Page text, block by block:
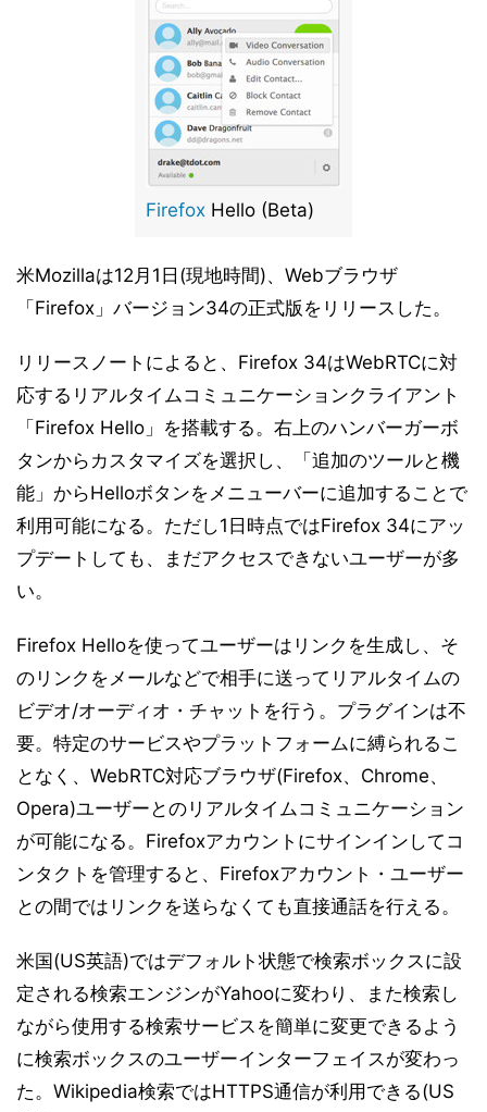
Firefox Hello (Beta)
米Mozillaは12月1日(現地時間)、Webブラウザ
「Firefox」バージョン34の正式版をリリースした。
リリースノートによると、Firefox 34はWebRTCに対
応するリアルタイムコミュニケーションクライアント
「Firefox Hello」を搭載する。右上のハンバーガーボ
タンからカスタマイズを選択し、「追加のツールと機
能」からHelloボタンをメニューバーに追加することで
利用可能になる。ただし1日時点ではFirefox 34にアッ
プデートしても、まだアクセスできないユーザーが多
い。
Firefox Helloを使ってユーザーはリンクを生成し、そ
のリンクをメールなどで相手に送ってリアルタイムの
ビデオ/オーディオ・チャットを行う。プラグインは不
要。特定のサービスやプラットフォームに縛られるこ
となく、WebRTC対応ブラウザ(Firefox、Chrome、
Opera)ユーザーとのリアルタイムコミュニケーション
が可能になる。Firefoxアカウントにサインインしてコ
ンタクトを管理すると、Firefoxアカウント・ユーザー
との間ではリンクを送らなくても直接通話を行える。
米国(US英語)ではデフォルト状態で検索ボックスに設
定される検索エンジンがYahooに変わり、また検索し
ながら使用する検索サービスを簡単に変更できるよう
に検索ボックスのユーザーインターフェイスが変わっ
た。Wikipedia検索ではHTTPS通信が利用できる(US